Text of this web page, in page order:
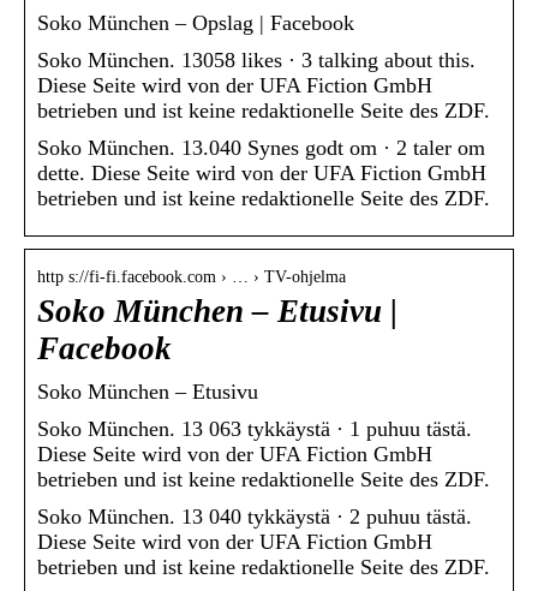
Soko München – Opslag | Facebook
Soko München. 13058 likes · 3 talking about this.
Diese Seite wird von der UFA Fiction GmbH
betrieben und ist keine redaktionelle Seite des ZDF.
Soko München. 13.040 Synes godt om · 2 taler om
dette. Diese Seite wird von der UFA Fiction GmbH
betrieben und ist keine redaktionelle Seite des ZDF.
http s://fi-fi.facebook.com › … › TV-ohjelma
Soko München – Etusivu |
Facebook
Soko München – Etusivu
Soko München. 13 063 tykkäystä · 1 puhuu tästä.
Diese Seite wird von der UFA Fiction GmbH
betrieben und ist keine redaktionelle Seite des ZDF.
Soko München. 13 040 tykkäystä · 2 puhuu tästä.
Diese Seite wird von der UFA Fiction GmbH
betrieben und ist keine redaktionelle Seite des ZDF.